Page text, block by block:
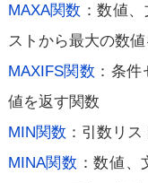
MAXA関数 ：数値
ストから最大の数
MAXIFS関数 ：条
値を返す関数
MIN関数 ：引数リ
MINA関数 ：数値